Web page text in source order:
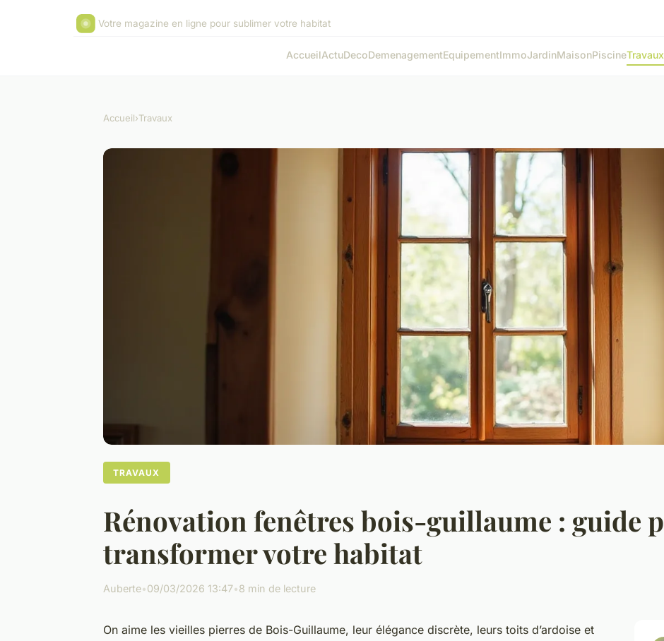
Votre magazine en ligne pour sublimer votre habitat
AccueilActuDecoDemenagementEquipementImmoJardinMaisonPiscineTravaux
Accueil›Travaux
TRAVAUX
Rénovation fenêtres bois-guillaume : guide
transformer votre habitat
Auberte•09/03/2026 13:47•8 min de lecture
On aime les vieilles pierres de Bois-Guillaume, leur élégance discrète, leurs toits d’ardoise et